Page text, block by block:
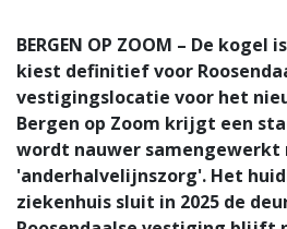
BERGEN OP ZOOM – De
kiest definitief voor
vestigingslocatie voor het
Bergen op Zoom krijgt een
wordt nauwer samengewerkt
'anderhalvelijnszorg'. Het
ziekenhuis sluit in 2025 de